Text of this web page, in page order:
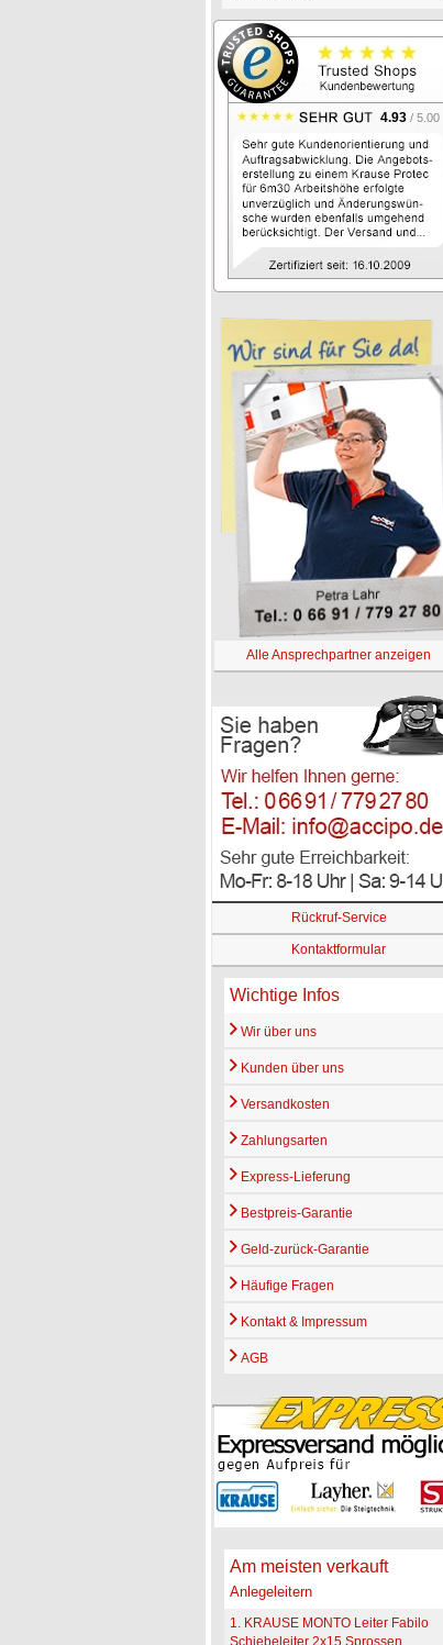
4.93 / 5.00
Alle Ansprechpartner anzeigen
Rückruf-Service
Kontaktformular
Wichtige Infos
Wir über uns
Kunden über uns
Versandkosten
Zahlungsarten
Express-Lieferung
Bestpreis-Garantie
Geld-zurück-Garantie
Häufige Fragen
Kontakt & Impressum
AGB
Am meisten verkauft
Anlegeleitern
1. KRAUSE MONTO Leiter Fabilo